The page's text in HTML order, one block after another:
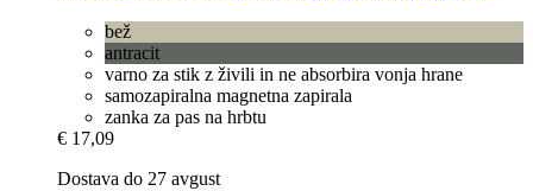
bež
antracit
varno za stik z živili in ne absorbira vonja hrane
samozapiralna magnetna zapirala
zanka za pas na hrbtu
€ 17,09
Dostava do 27 avgust